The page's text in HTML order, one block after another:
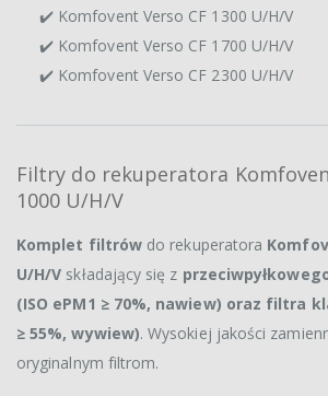
✔️ Komfovent Verso CF 1300 U/H/V
✔️ Komfovent Verso CF 1700 U/H/V
✔️ Komfovent Verso CF 2300 U/H/V
Filtry do rekuperatora
1000 U/H/V
Komplet filtrów do rekuperatora
U/H/V składający się z
(ISO ePM1 ≥ 70%, nawiew) oraz filtra
≥ 55%, wywiew). Wysokiej jakości
oryginalnym filtrom.